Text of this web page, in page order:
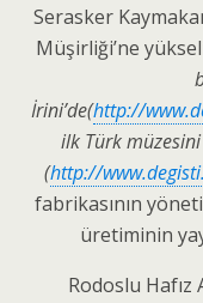
Serasker
Müşirliği’ne
İrini’de(http://
ilk Türk
(http://
fabrikasının
üretiminin
Rodoslu Hafız